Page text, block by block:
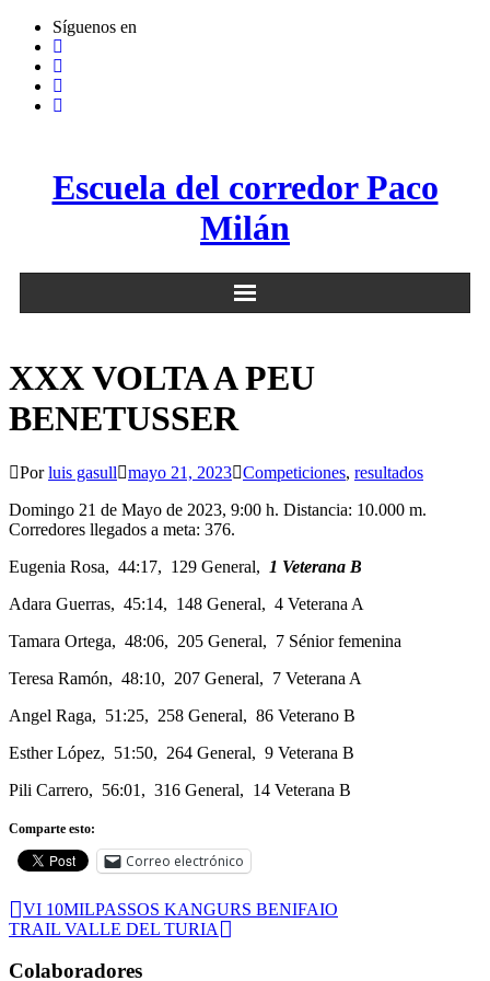
Saltar
contenido
Síguenos en
Escuela del corredor Paco
Milán
XXX VOLTA A PEU
BENETUSSER
Porluis gasull mayo 21, 2023 Competiciones, resultados
Domingo 21 de Mayo de 2023, 9:00 h. Distancia: 10.000 m.
Corredores llegados a meta: 376.
Eugenia Rosa, 44:17, 129 General,
1 Veterana B
Adara Guerras, 45:14, 148 General, 4 Veterana A
Tamara Ortega, 48:06, 205 General, 7 Sénior femenina
Teresa Ramón, 48:10, 207 General, 7 Veterana A
Angel Raga, 51:25, 258 General, 86 Veterano B
Esther López, 51:50, 264 General, 9 Veterana B
Pili Carrero, 56:01, 316 General, 14 Veterana B
Comparte esto:
Correo electrónico
VI 10MILPASSOS KANGURS BENIFAIO
TRAIL VALLE DEL TURIA
Colaboradores